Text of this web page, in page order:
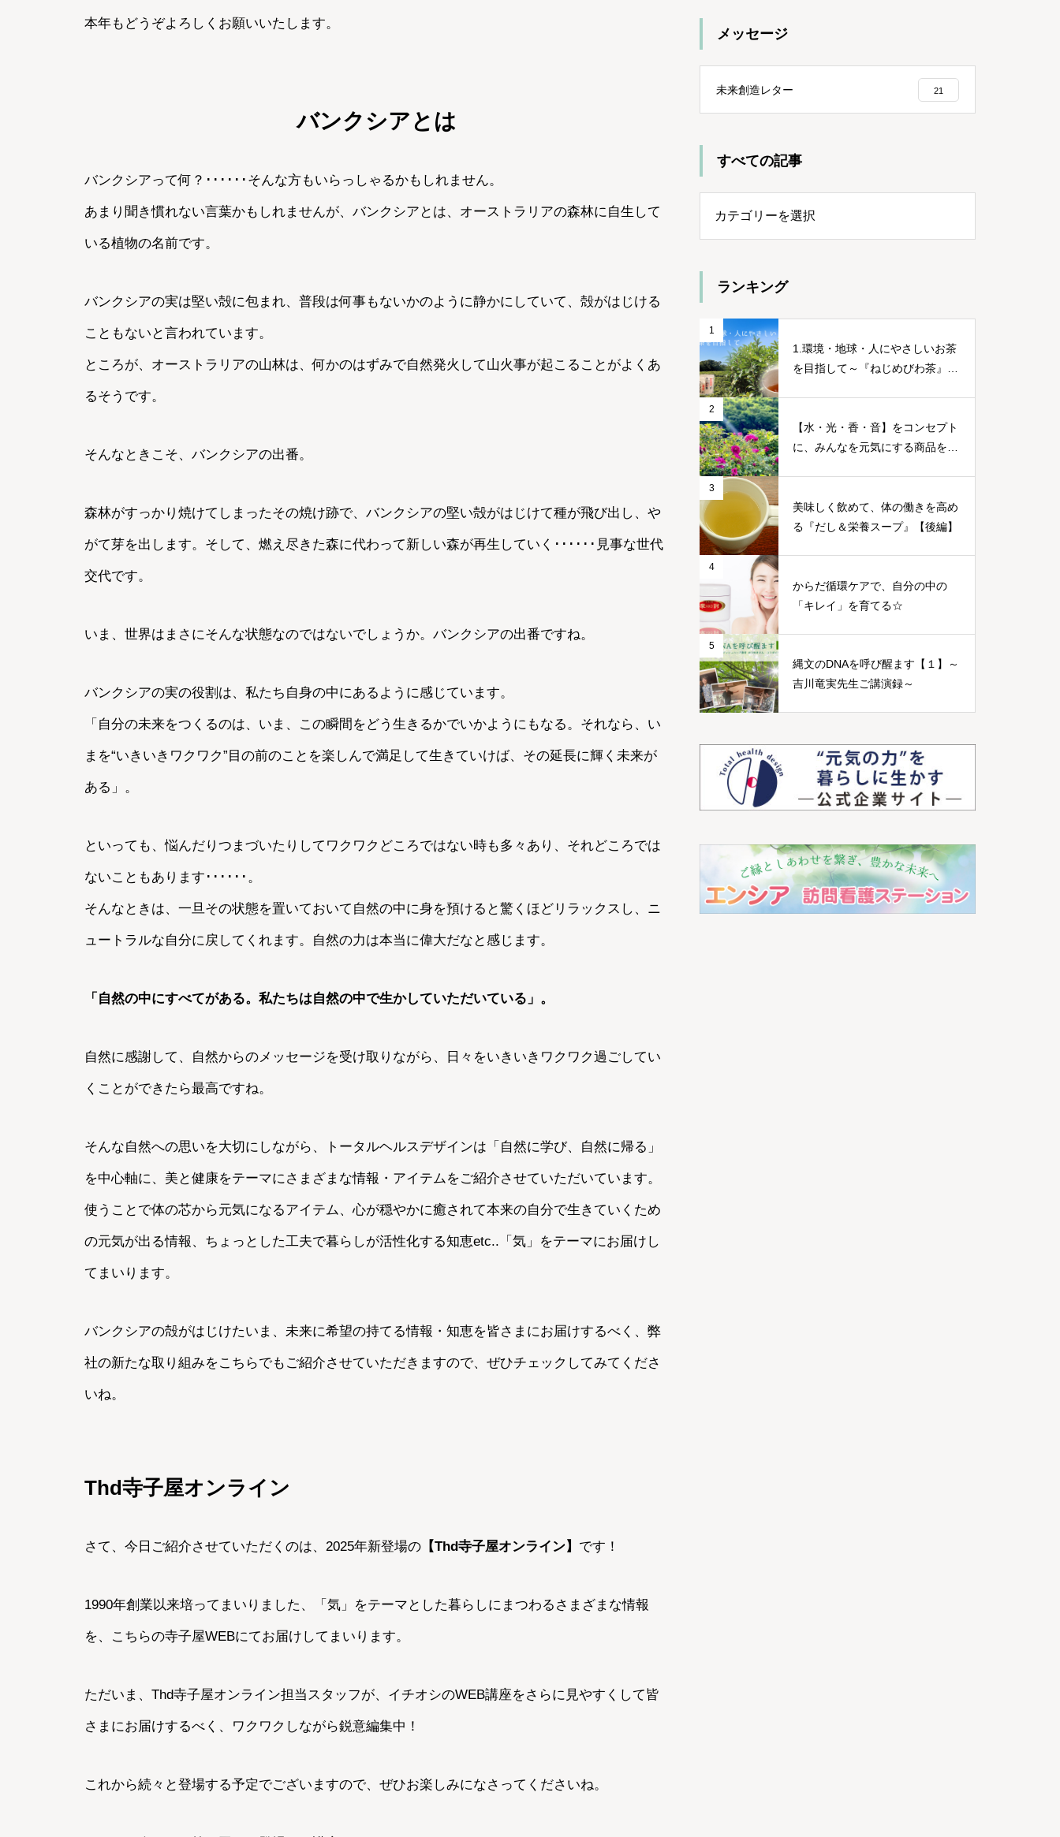
本年もどうぞよろしくお願いいたします。
バンクシアとは
バンクシアって何？･･････そんな方もいらっしゃるかもしれません。
あまり聞き慣れない言葉かもしれませんが、バンクシアとは、オーストラリアの森林に自生して
いる植物の名前です。
バンクシアの実は堅い殻に包まれ、普段は何事もないかのように静かにしていて、殻がはじける
こともないと言われています。
ところが、オーストラリアの山林は、何かのはずみで自然発火して山火事が起こることがよくあ
るそうです。
そんなときこそ、バンクシアの出番。
森林がすっかり焼けてしまったその焼け跡で、バンクシアの堅い殻がはじけて種が飛び出し、や
がて芽を出します。そして、燃え尽きた森に代わって新しい森が再生していく･･････見事な世代
交代です。
いま、世界はまさにそんな状態なのではないでしょうか。バンクシアの出番ですね。
バンクシアの実の役割は、私たち自身の中にあるように感じています。
「自分の未来をつくるのは、いま、この瞬間をどう生きるかでいかようにもなる。それなら、い
まを“いきいきワクワク”目の前のことを楽しんで満足して生きていけば、その延長に輝く未来が
ある」。
といっても、悩んだりつまづいたりしてワクワクどころではない時も多々あり、それどころでは
ないこともあります･･････。
そんなときは、一旦その状態を置いておいて自然の中に身を預けると驚くほどリラックスし、ニ
ュートラルな自分に戻してくれます。自然の力は本当に偉大だなと感じます。
「自然の中にすべてがある。私たちは自然の中で生かしていただいている」。
自然に感謝して、自然からのメッセージを受け取りながら、日々をいきいきワクワク過ごしてい
くことができたら最高ですね。
そんな自然への思いを大切にしながら、トータルヘルスデザインは「自然に学び、自然に帰る」
を中心軸に、美と健康をテーマにさまざまな情報・アイテムをご紹介させていただいています。
使うことで体の芯から元気になるアイテム、心が穏やかに癒されて本来の自分で生きていくため
の元気が出る情報、ちょっとした工夫で暮らしが活性化する知恵etc..「気」をテーマにお届けし
てまいります。
バンクシアの殻がはじけたいま、未来に希望の持てる情報・知恵を皆さまにお届けするべく、弊
社の新たな取り組みをこちらでもご紹介させていただきますので、ぜひチェックしてみてくださ
いね。
Thd寺子屋オンライン
さて、今日ご紹介させていただくのは、2025年新登場の 【Thd寺子屋オンライン】 です！
1990年創業以来培ってまいりました、「気」をテーマとした暮らしにまつわるさまざまな情報
を、こちらの寺子屋WEBにてお届けしてまいります。
ただいま、Thd寺子屋オンライン担当スタッフが、イチオシのWEB講座をさらに見やすくして皆
さまにお届けするべく、ワクワクしながら鋭意編集中！
これから続々と登場する予定でございますので、ぜひお楽しみになさってくださいね。
メッセージ
未来創造レター 21
すべての記事
ランキング
1
1.環境・地球・人にやさしいお茶
を目指して～『ねじめびわ茶』誕
2
【水・光・香・音】をコンセプト
に、みんなを元気にする商品をつ
3
美味しく飲めて、体の働きを高め
る『だし＆栄養スープ』【後編】
4
からだ循環ケアで、自分の中の
「キレイ」を育てる☆
5
縄文のDNAを呼び醒ます【１】～
吉川竜実先生ご講演録～